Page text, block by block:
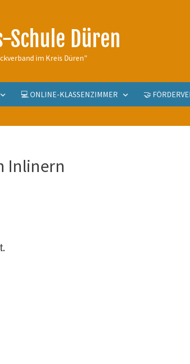
Schule Düren
im Kreis Düren"
💻 ONLINE-KLASSENZIMMER 🤝
Inlinern